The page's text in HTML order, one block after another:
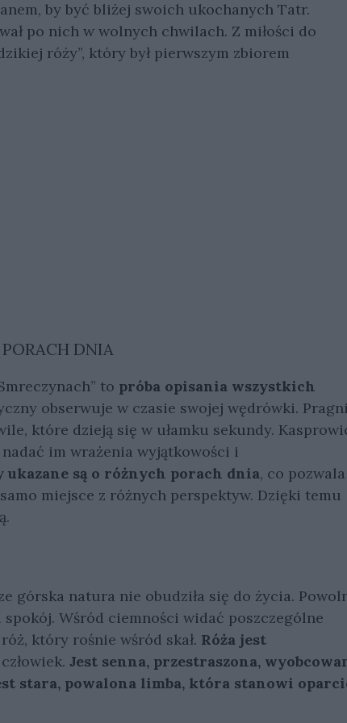
by być bliżej swoich ukochanych Tatr.
po nich w wolnych chwilach. Z miłości do
róży”, który był pierwszym zbiorem
DNIA
to próba opisania wszystkich
obserwuje w czasie swojej wędrówki.
które dzieją się w ułamku sekundy.
im wrażenia wyjątkowości i
ukazane są o różnych porach dnia, co pozwala
miejsce z różnych perspektyw. Dzięki temu
górska natura nie obudziła się do życia.
Wśród ciemności widać poszczególne
który rośnie wśród skał. Róża jest
Jest senna, przestraszona,
stara, powalona limba, która stanowi